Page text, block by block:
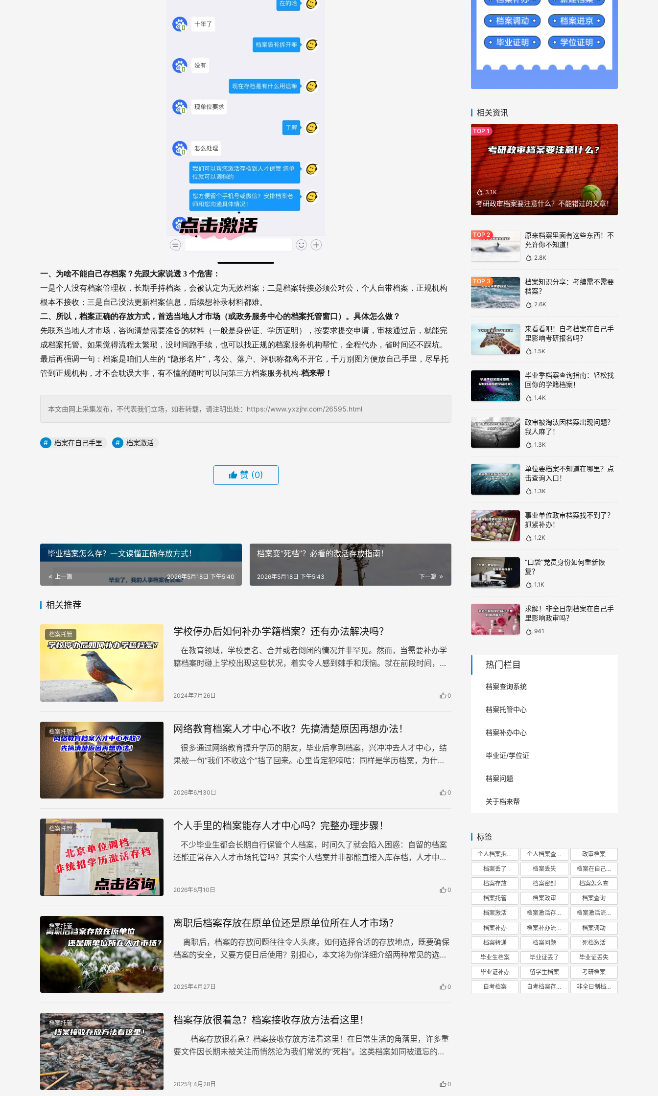
一、为啥不能自己存档案？先跟大家说透 3 个危害：
一是个人没有档案管理权，长期手持档案，会被认定为无效档案；二是档案转接必须公对公，个人自带档案，正规机构
根本不接收；三是自己没法更新档案信息，后续想补录材料都难。
二、所以，档案正确的存放方式，首选当地人才市场（或政务服务中心的档案托管窗口）。具体怎么做？
先联系当地人才市场，咨询清楚需要准备的材料（一般是身份证、学历证明），按要求提交申请，审核通过后，就能完
成档案托管。 如果觉得流程太繁琐，没时间跑手续，也可以找正规的档案服务机构帮忙，全程代办，省时间还不踩坑。
最后再强调一句：档案是咱们人生的 “隐形名片”，考公、落户、评职称都离不开它，千万别图方便放自己手里，尽早托
管到正规机构，才不会耽误大事，有不懂的随时可以问第三方档案服务机构-档来帮！
本文由网上采集发布，不代表我们立场，如若转载，请注明出处：https://www.yxzjhr.com/26595.html
档案在自己手里 档案激活
赞 (0)
毕业档案怎么存？一文读懂正确存放方式！
上一篇 2026年5月18日 下午5:40
档案变“死档”？必看的激活存放指南！
下一篇
2026年5月18日 下午5:43
相关推荐
档案托管 学校停办后如何补办学籍档案？还有办法解决吗？
在教育领域，学校更名、合并或者倒闭的情况并非罕见。然而，当需要补办学
籍档案时碰上学校出现这些状况，着实令人感到棘手和烦恼。就在前段时间，就
2024年7月26日 0
档案托管 网络教育档案人才中心不收？先搞清楚原因再想办法！
很多通过网络教育提升学历的朋友，毕业后拿到档案，兴冲冲去人才中心，结
果被一句“我们不收这个”挡了回来。心里肯定犯嘀咕：同样是学历档案，为什么
2026年6月30日 0
档案托管 个人手里的档案能存人才中心吗？完整办理步骤！
不少毕业生都会长期自行保管个人档案，时间久了就会陷入困惑：自留的档案
还能正常存入人才市场托管吗？其实个人档案并非都能直接入库存档，人才中心
2026年6月10日 0
档案托管 离职后档案存放在原单位还是原单位所在人才市场？
离职后，档案的存放问题往往令人头疼。如何选择合适的存放地点，既要确保
档案的安全，又要方便日后使用？别担心，本文将为你详细介绍两种常见的选
2025年4月27日 0
档案托管 档案存放很着急？档案接收存放方法看这里！
档案存放很着急？档案接收存放方法看这里！在日常生活的角落里，许多重
要文件因长期未被关注而悄然沦为我们常说的“死档”。这类档案如同被遗忘的宝
2025年4月28日 0
相关资讯
3.1K
考研政审档案要注意什么？不能错过的文章！
原来档案里面有这些东西！不
允许你不知道！
2.8K
档案知识分享：考编需不需要
档案？
2.6K
来看看吧！自考档案在自己手
里影响考研报名吗？
1.5K
毕业季档案查询指南：轻松找
回你的学籍档案！
1.4K
政审被淘汰因档案出现问题？
我人麻了！
1.3K
单位要档案不知道在哪里？点
击查询入口！
1.3K
事业单位政审档案找不到了？
抓紧补办！
1.2K
“口袋”党员身份如何重新恢
复？
1.1K
求解！非全日制档案在自己手
里影响政审吗？
941
热门栏目
档案查询系统
档案托管中心
档案补办中心
毕业证/学位证
档案问题
关于档来帮
标签
个人档案拆开 个人档案查询 政审档案
档案丢了 档案丢失 档案在自己手里
档案存放 档案密封 档案怎么查
档案托管 档案政审 档案查询
档案激活 档案激活存放 档案激活流程
档案补办 档案补办流程 档案调动
档案转递 档案问题 死档激活
毕业生档案 毕业证丢了 毕业证丢失
毕业证补办 留学生档案 考研档案
自考档案 自考档案存放 非全日制档案